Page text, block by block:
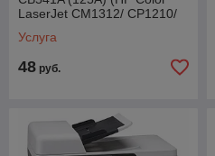
LaserJet CM1312/ CP1210/
CP1518)
Услуга
48 руб.